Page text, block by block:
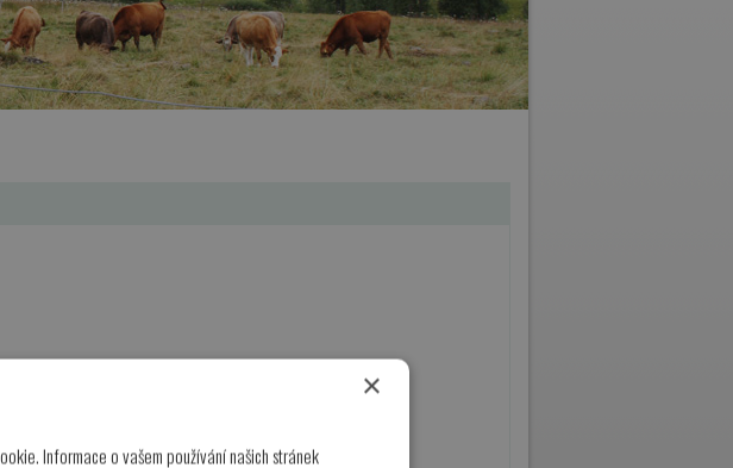
×
Informace o vašem používání našich stránek